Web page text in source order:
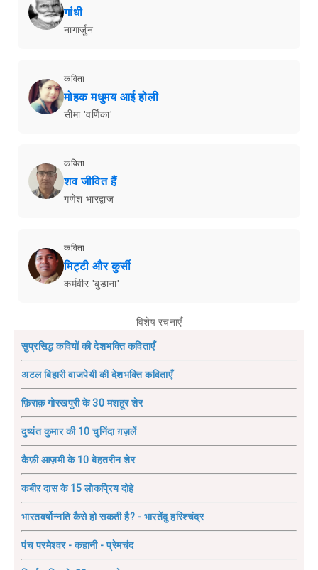
गांधी
नागार्जुन
कविता
मोहक मधुमय आई होली
सीमा 'वर्णिका'
कविता
शव जीवित हैं
गणेश भारद्वाज
कविता
मिट्टी और कुर्सी
कर्मवीर 'बुडाना'
विशेष रचनाएँ
सुप्रसिद्ध कवियों की देशभक्ति कविताएँ
अटल बिहारी वाजपेयी की देशभक्ति कविताएँ
फ़िराक़ गोरखपुरी के 30 मशहूर शेर
दुष्यंत कुमार की 10 चुनिंदा ग़ज़लें
कैफ़ी आज़मी के 10 बेहतरीन शेर
कबीर दास के 15 लोकप्रिय दोहे
भारतवर्षोन्नति कैसे हो सकती है? - भारतेंदु हरिश्चंद्र
पंच परमेश्वर - कहानी - प्रेमचंद